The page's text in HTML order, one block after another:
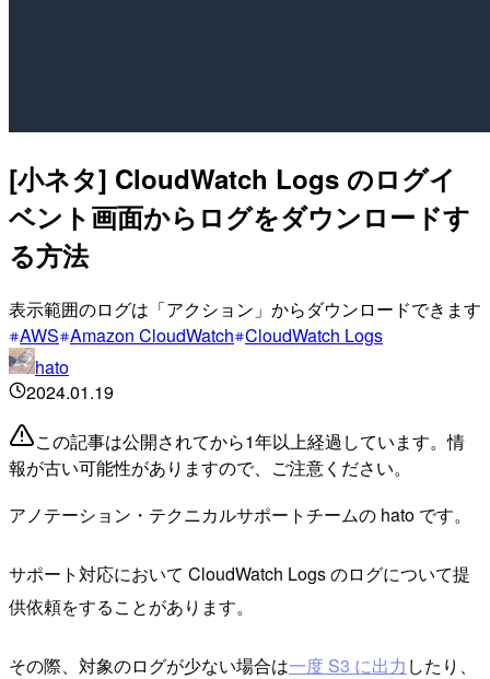
[小ネタ] CloudWatch Logs のログイ
ベント画面からログをダウンロードす
る方法
表示範囲のログは「アクション」からダウンロードできます
AWS Amazon CloudWatch CloudWatch Logs
hato
2024.01.19
この記事は公開されてから1年以上経過しています。情
報が古い可能性がありますので、ご注意ください。
アノテーション・テクニカルサポートチームの hato です。
サポート対応において CloudWatch Logs のログについて提
供依頼をすることがあります。
その際、対象のログが少ない場合は一度 S3 に出力 したり、